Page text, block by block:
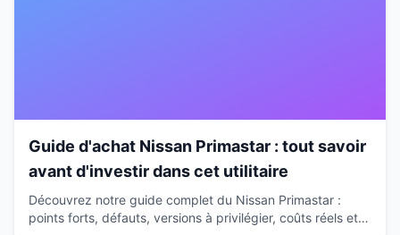
Guide d'achat Nissan Primastar : tout savoir
avant d'investir dans cet utilitaire
Découvrez notre guide complet du Nissan Primastar :
points forts, défauts, versions à privilégier, coûts réels et